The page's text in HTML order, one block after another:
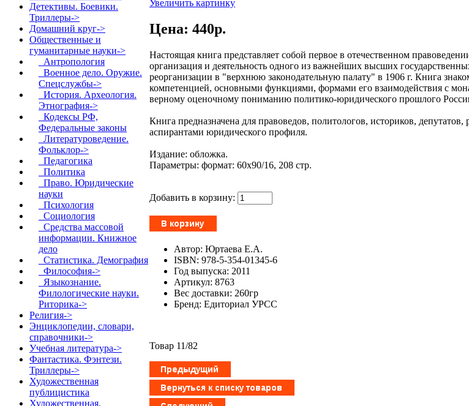
Детективы. Боевики.
Триллеры->
Домашний круг->
Общественные и
гуманитарные науки->
Антропология
Военное дело. Оружие.
Спецслужбы->
История. Археология.
Этнография->
Кодексы РФ,
Федеральные законы
Литературоведение.
Фольклор->
Педагогика
Политика
Право. Юридические
науки
Психология
Социология
Средства массовой
информации. Книжное
дело
Статистика. Демография
Философия->
Языкознание.
Филологические науки.
Риторика->
Религия->
Энциклопедии, словари,
справочники->
Учебная литература->
Фантастика. Фэнтези.
Триллеры->
Художественная
публицистика
Художественная.
Увеличить картинку
Цена: 440p.
Настоящая книга представляет собой первое в отечественном
организация и деятельность одного из важнейших высших
реорганизации в "верхнюю законодательную палату" в 1906 г. Книга
компетенцией, основными функциями, формами его взаимодействия с
верному оценочному пониманию политико-юридического прошлого
Книга предназначена для правоведов, политологов, историков,
аспирантами юридического профиля.
Издание: обложка.
Параметры: формат: 60x90/16, 208 стр.
Добавить в корзину:
Автор: Юртаева Е.А.
ISBN: 978-5-354-01345-6
Год выпуска: 2011
Артикул: 8763
Вес доставки: 260гр
Бренд: Едиториал УРСС
Товар 11/82